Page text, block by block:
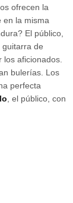
ofrecen la
en la misma
El público,
guitarra de
aficionados.
bulerías. Los
perfecta
, el público, con